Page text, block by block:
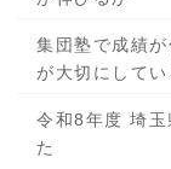
集団塾で成績
が大切にしてい
令和8年度 埼玉
た